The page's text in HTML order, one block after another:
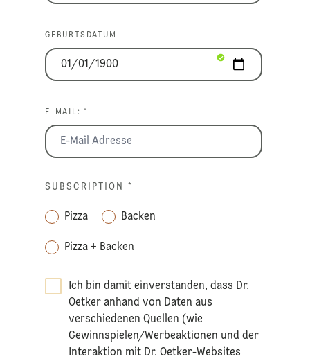
GEBURTSDATUM
E-MAIL: *
SUBSCRIPTION *
Pizza Backen
Pizza + Backen
Ich bin damit einverstanden, dass Dr.
Oetker anhand von Daten aus
verschiedenen Quellen (wie
Gewinnspielen/Werbeaktionen und der
Interaktion mit Dr. Oetker-Websites